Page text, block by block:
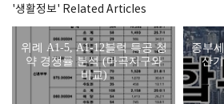
'생활정보' Related Articles
위례 A1-5, A1-12블럭 특공 청
약 경쟁률 분석 (마곡지구와
비교)
종부
산